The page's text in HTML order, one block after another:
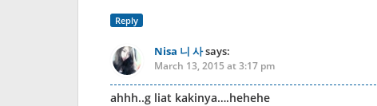
Reply
Nisa 니 사says:
March 13, 2015 at 3:17 pm
ahhh..g liat kakinya….hehehe